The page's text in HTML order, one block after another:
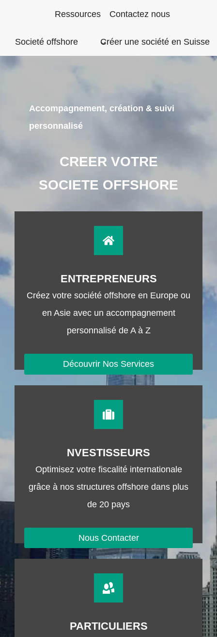
contenu
Ressources Contactez nous
Societé offshore Créer une société en Suisse
Accompagnement, création & suivi
personnalisé
CREER VOTRE
SOCIETE OFFSHORE
ENTREPRENEURS
Créez votre société offshore en Europe ou
en Asie avec un accompagnement
personnalisé de A à Z
Découvrir Nos Services
NVESTISSEURS
Optimisez votre fiscalité internationale
grâce à nos structures offshore dans plus
de 20 pays
Nous Contacter
PARTICULIERS